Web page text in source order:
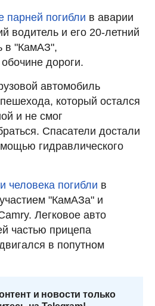
парней погибли в аварии
водитель и его 20-летний
в "КамАЗ",
дороги.
автомобиль
который остался
и не смог
Спасатели достали
гидравлического
человека погибли в
"КамАЗа" и
Легковое авто
частью прицепа
в попутном
и новости только